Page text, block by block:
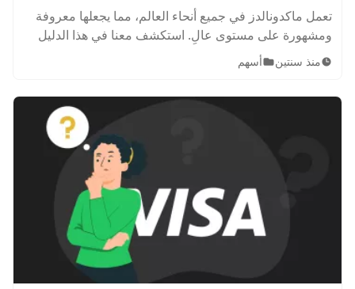
تعمل ماكدونالدز في جميع أنحاء العالم، مما يجعلها معروفة
ومشهورة على مستوى عالٍ. استكشف معنا في هذا الدليل
في البورصة.
منذ سنتين أسهم